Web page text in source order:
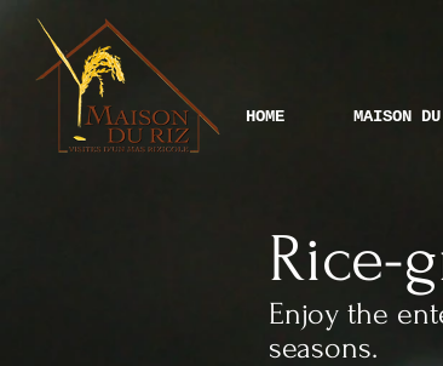
HOME MAISON
Rice-
Enjoy the
seasons.